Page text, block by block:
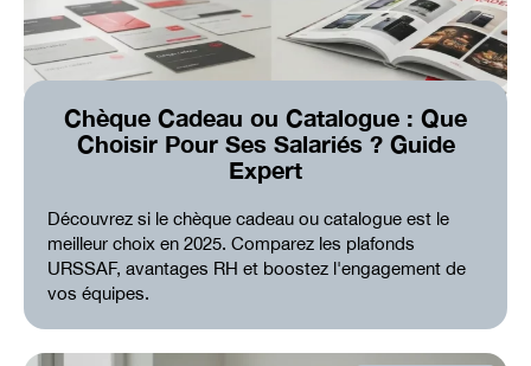
Chèque Cadeau ou Catalogue : Que
Choisir Pour Ses Salariés ? Guide
Expert
Découvrez si le chèque cadeau ou catalogue est le
meilleur choix en 2025. Comparez les plafonds
URSSAF, avantages RH et boostez l'engagement de
vos équipes.